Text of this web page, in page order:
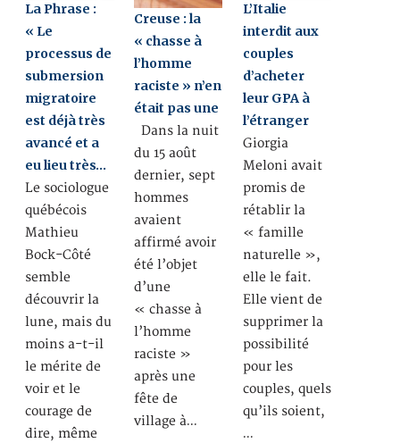
La Phrase :
« Le
processus de
submersion
migratoire
est déjà très
avancé et a
eu lieu très…
Le sociologue
québécois
Mathieu
Bock-Côté
semble
découvrir la
lune, mais du
moins a-t-il
le mérite de
voir et le
courage de
dire, même
Creuse : la
« chasse à
l’homme
raciste » n’en
était pas une
Dans la nuit
du 15 août
dernier, sept
hommes
avaient
affirmé avoir
été l’objet
d’une
« chasse à
l’homme
raciste »
après une
fête de
village à…
L’Italie
interdit aux
couples
d’acheter
leur GPA à
l’étranger
Giorgia
Meloni avait
promis de
rétablir la
« famille
naturelle »,
elle le fait.
Elle vient de
supprimer la
possibilité
pour les
couples, quels
qu’ils soient,
…